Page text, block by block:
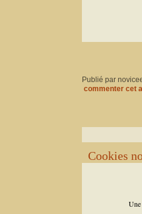
Publié par
commenter cet
Cookies